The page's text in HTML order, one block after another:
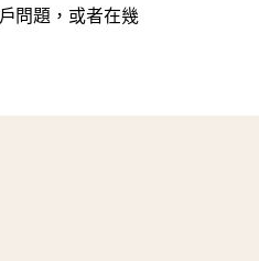
問題，或者在幾